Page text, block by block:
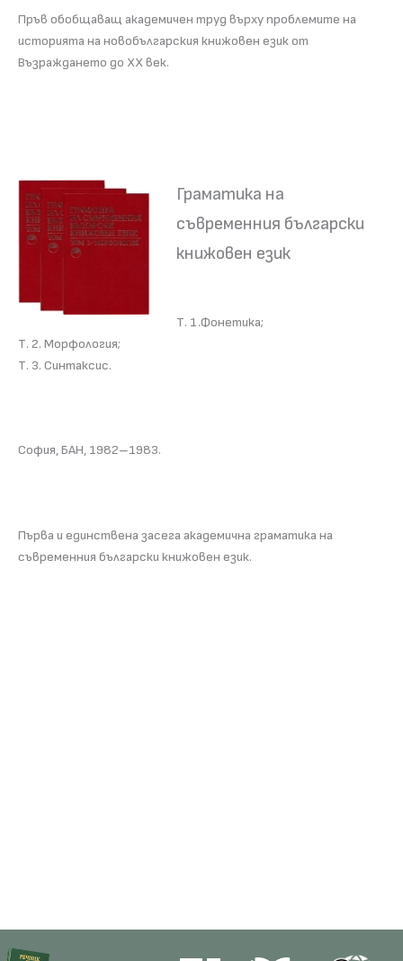
Пръв обобщаващ академичен труд върху проблемите на
историята на новобългарския книжовен език от
Възраждането до ХХ век.
Граматика на
съвременния български
книжовен език
Т. 1.Фонетика;
Т. 2. Морфология;
Т. 3. Синтаксис.
София, БАН, 1982–1983.
Първа и единствена засега академична граматика на
съвременния български книжовен език.